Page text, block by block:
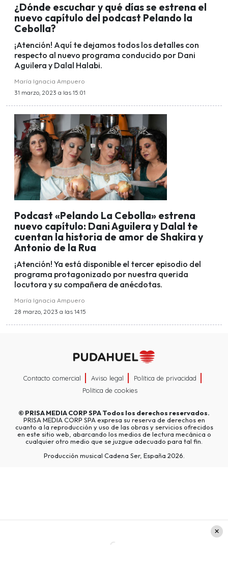
¿Dónde escuchar y qué días se estrena el
nuevo capítulo del podcast Pelando la
Cebolla?
¡Atención! Aquí te dejamos todos los detalles con
respecto al nuevo programa conducido por Dani
Aguilera y Dalal Halabi.
María Ignacia Ampuero
31 marzo, 2023 a las 15:01
Podcast «Pelando La Cebolla» estrena
nuevo capítulo: Dani Aguilera y Dalal te
cuentan la historia de amor de Shakira y
Antonio de la Rua
¡Atención! Ya está disponible el tercer episodio del
programa protagonizado por nuestra querida
locutora y su compañera de anécdotas.
María Ignacia Ampuero
28 marzo, 2023 a las 14:15
Contacto comercial Aviso legal
Política de privacidad
Política de cookies
© PRISA MEDIA CORP SPATodos los derechos reservados.
PRISA MEDIA CORP SPA expresa su reserva de derechos en
cuanto a la reproducción y uso de las obras y servicios ofrecidos
en este sitio web, abarcando los medios de lectura mecánica o
cualquier otro medio que se juzgue adecuado para tal fin.
Producción musical Cadena Ser, España 2026.